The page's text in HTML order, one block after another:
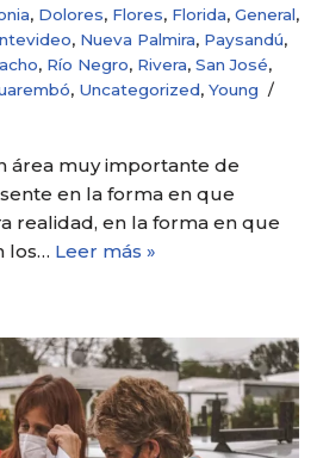
, Dolores, Flores, Florida, General,
, Nueva Palmira, Paysandú,
, Río Negro, Rivera, San José,
, Uncategorized, Young
área muy importante de
en la forma en que
realidad, en la forma en que
los… Leer más »